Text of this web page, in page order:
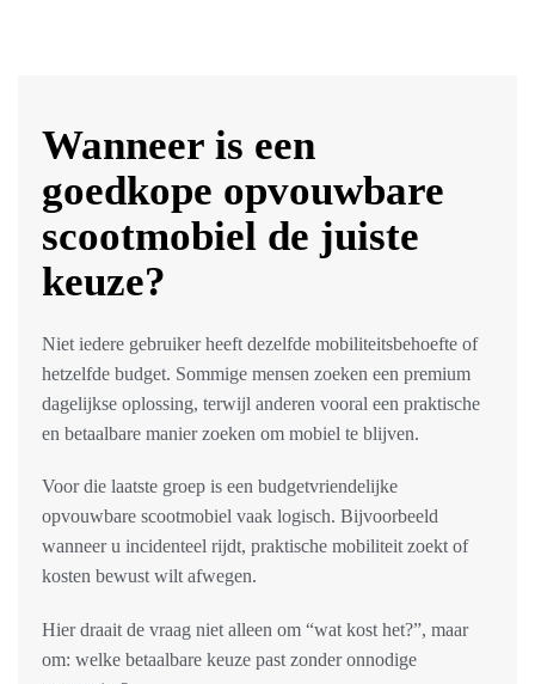
Wanneer is een
goedkope opvouwbare
scootmobiel de juiste
keuze?
Niet iedere gebruiker heeft dezelfde mobiliteitsbehoefte of
hetzelfde budget. Sommige mensen zoeken een premium
dagelijkse oplossing, terwijl anderen vooral een praktische
en betaalbare manier zoeken om mobiel te blijven.
Voor die laatste groep is een budgetvriendelijke
opvouwbare scootmobiel vaak logisch. Bijvoorbeeld
wanneer u incidenteel rijdt, praktische mobiliteit zoekt of
kosten bewust wilt afwegen.
Hier draait de vraag niet alleen om “wat kost het?”, maar
om: welke betaalbare keuze past zonder onnodige